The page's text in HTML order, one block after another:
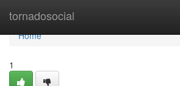
tornadosocial
Home
Home
1